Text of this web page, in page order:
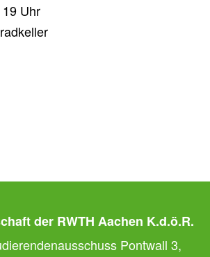
Uhr
der RWTH Aachen K.d.ö.R.
Pontwall 3,